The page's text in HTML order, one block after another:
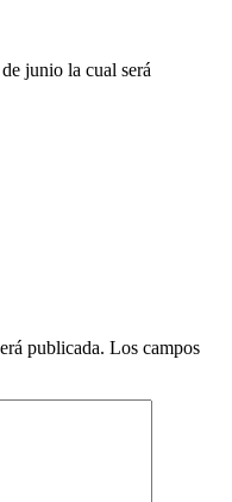
junio la cual será
publicada. Los campos